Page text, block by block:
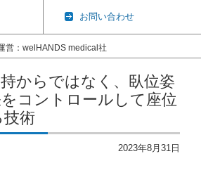
お問い合わせ
営：welHANDS medical社
からではなく、臥位姿
コントロールして座位
術
2023年8月31日